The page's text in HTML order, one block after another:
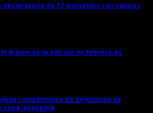
de 17 inmuebles con valores
de la edición de febrero de
cumplimiento de demolición de
zona intangible